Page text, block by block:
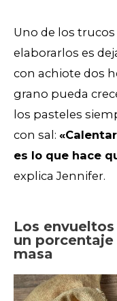
Uno de los trucos
elaborarlos es
con achiote dos
grano pueda
los pasteles
con sal:
es lo que hace
explica Jennifer.
Los
un
masa